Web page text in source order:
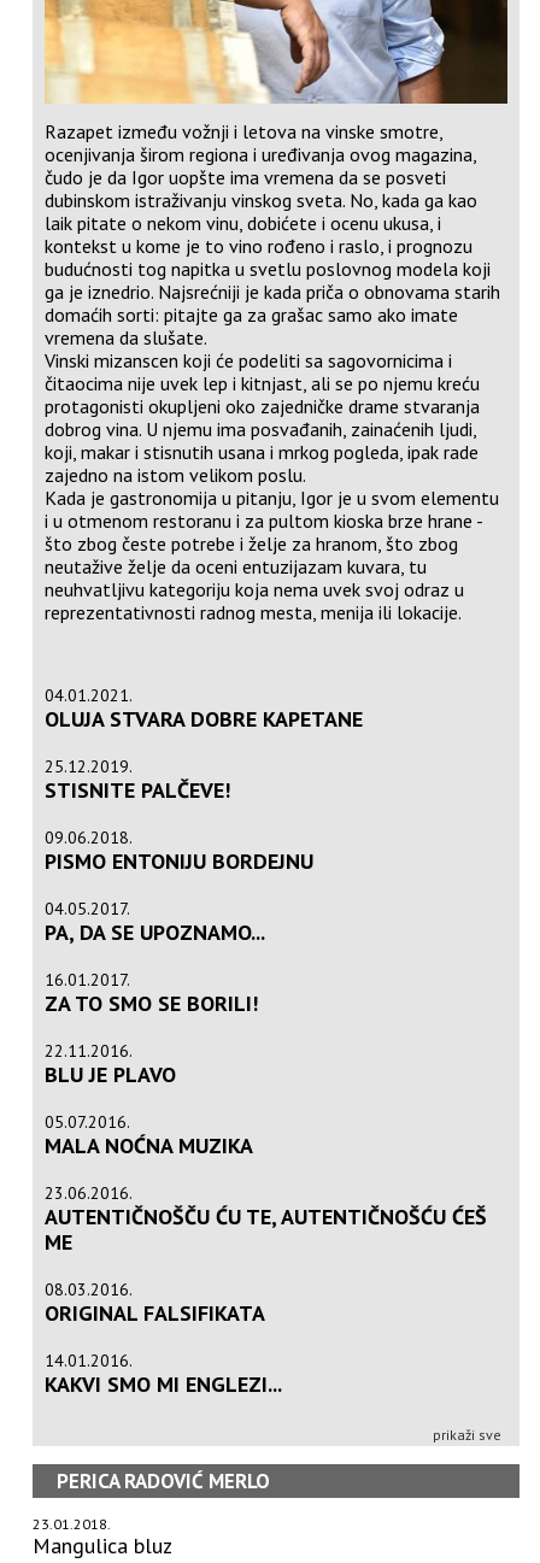
Razapet između vožnji i letova na vinske smotre,
ocenjivanja širom regiona i uređivanja ovog magazina,
čudo je da Igor uopšte ima vremena da se posveti
dubinskom istraživanju vinskog sveta. No, kada ga kao
laik pitate o nekom vinu, dobićete i ocenu ukusa, i
kontekst u kome je to vino rođeno i raslo, i prognozu
budućnosti tog napitka u svetlu poslovnog modela koji
ga je iznedrio. Najsrećniji je kada priča o obnovama starih
domaćih sorti: pitajte ga za grašac samo ako imate
vremena da slušate.
Vinski mizanscen koji će podeliti sa sagovornicima i
čitaocima nije uvek lep i kitnjast, ali se po njemu kreću
protagonisti okupljeni oko zajedničke drame stvaranja
dobrog vina. U njemu ima posvađanih, zainaćenih ljudi,
koji, makar i stisnutih usana i mrkog pogleda, ipak rade
zajedno na istom velikom poslu.
Kada je gastronomija u pitanju, Igor je u svom elementu
i u otmenom restoranu i za pultom kioska brze hrane -
što zbog česte potrebe i želje za hranom, što zbog
neutažive želje da oceni entuzijazam kuvara, tu
neuhvatljivu kategoriju koja nema uvek svoj odraz u
reprezentativnosti radnog mesta, menija ili lokacije.
04.01.2021.
OLUJA STVARA DOBRE KAPETANE
25.12.2019.
STISNITE PALČEVE!
09.06.2018.
PISMO ENTONIJU BORDEJNU
04.05.2017.
PA, DA SE UPOZNAMO...
16.01.2017.
ZA TO SMO SE BORILI!
22.11.2016.
BLU JE PLAVO
05.07.2016.
MALA NOĆNA MUZIKA
23.06.2016.
AUTENTIČNOŠČU ĆU TE, AUTENTIČNOŠĆU ĆEŠ
ME
08.03.2016.
ORIGINAL FALSIFIKATA
14.01.2016.
KAKVI SMO MI ENGLEZI...
prikaži sve
PERICA RADOVIĆ MERLO
23.01.2018.
Mangulica bluz